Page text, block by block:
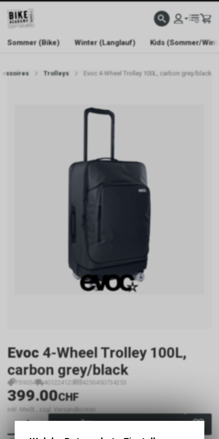
WELCOME TO BIKE ACADEMY
Sommer (Bike) Winter (Langlauf) Kids (Sommer/
Trolleys Evoc 4-Wheel Trolley 100L, carbon grey/black
Evoc 4-Wheel Trolley 100L,
carbon grey/black
P39554 401224123 4250450734253
399.00CHF
inkl. MwSt., zzgl. Versandkosten